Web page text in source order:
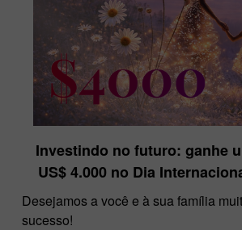
Investindo no futuro: ganhe
US$ 4.000 no Dia
Desejamos a você e à sua família
sucesso!